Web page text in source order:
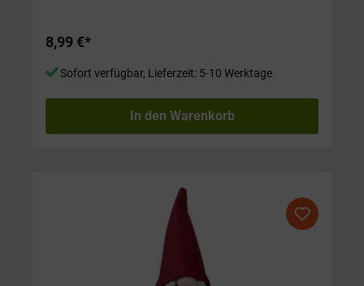
8,99 €*
Sofort verfügbar, Lieferzeit: 5-10 Werktage
In den Warenkorb